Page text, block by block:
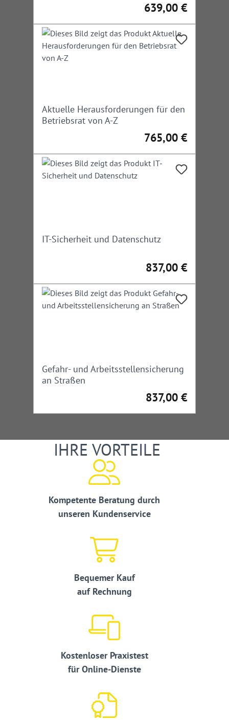
Regulärer Preis:
639,00 €
Aktuelle Herausforderungen für den
Betriebsrat von A-Z
Regulärer Preis:
765,00 €
IT-Sicherheit und Datenschutz
Regulärer Preis:
837,00 €
Gefahr- und Arbeitsstellensicherung
an Straßen
Regulärer Preis:
837,00 €
IHRE VORTEILE
Kompetente Beratung durch
unseren Kundenservice
Bequemer Kauf
auf Rechnung
Kostenloser Praxistest
für Online-Dienste